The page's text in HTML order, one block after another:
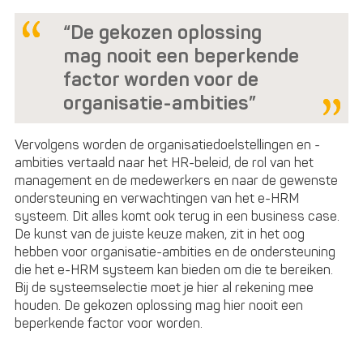
“De gekozen oplossing
mag nooit een beperkende
factor worden voor de
organisatie-ambities”
Vervolgens worden de organisatiedoelstellingen en -
ambities vertaald naar het HR-beleid, de rol van het
management en de medewerkers en naar de gewenste
ondersteuning en verwachtingen van het e-HRM
systeem. Dit alles komt ook terug in een business case.
De kunst van de juiste keuze maken, zit in het oog
hebben voor organisatie-ambities en de ondersteuning
die het e-HRM systeem kan bieden om die te bereiken.
Bij de systeemselectie moet je hier al rekening mee
houden. De gekozen oplossing mag hier nooit een
beperkende factor voor worden.